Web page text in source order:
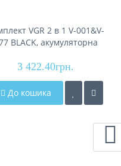
VGR 2 в 1 V-001&V-
BLACK, акумуляторна
тример
3 422.40грн.
До кошика